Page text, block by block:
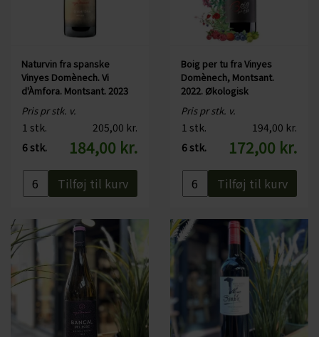
Den har en duft af mørke og røde bær samt en let krydret
duft. Frugter går igen i smagen - og dette kombineret med
Tanninerne i Furvus er runde og elegante. Alt i alt en
virkelig flot og unik vin.
Serveringsforslag:
Du kan fx servere Furvus til and, vildt, lam, gryderet eller
rødt kød.
Land: Spanien
Område: DO Montsant
Druesorter:
Primært Grenache kombineret med Merlot
Alkohol:
15%
Serveres fx til: Vildt, and, lam, gryderet og rødt kød
16 grader
Naturvin fra spanske
Vinyes Domènech. Vi
d'Àmfora. Montsant. 2023
Pris pr stk. v.
1 stk.
205,00 kr.
6 stk.
184,00 kr.
Tilføj til kurv
Boig per tu fra Vinyes
Domènech, Montsant.
2022. Økologisk
Pris pr stk. v.
1 stk.
194,00 kr.
6 stk.
172,00 kr.
Tilføj til kurv